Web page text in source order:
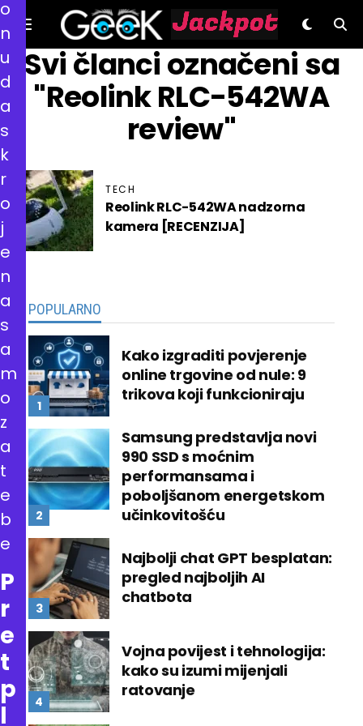
GeeK.hr
Svi članci označeni sa
"Reolink RLC-542WA
review"
TECH
Reolink RLC-542WA nadzorna
kamera [RECENZIJA]
POPULARNO
Kako izgraditi povjerenje
online trgovine od nule: 9
trikova koji funkcioniraju
Samsung predstavlja novi
990 SSD s moćnim
performansama i
poboljšanom energetskom
učinkovitošću
Najbolji chat GPT besplatan:
pregled najboljih AI
chatbota
Vojna povijest i tehnologija:
kako su izumi mijenjali
ratovanje
o
n
u
d
a
s
k
r
o
j
e
n
a
s
a
m
o
z
a
t
e
b
e
P
r
e
t
p
l